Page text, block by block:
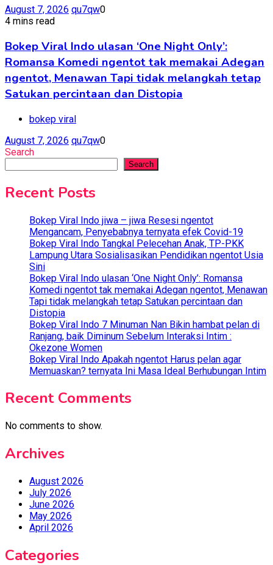
August 7, 2026 qu7qw0
4 mins read
Bokep Viral Indo ulasan ‘One Night Only’:
Romansa Komedi ngentot tak memakai Adegan
ngentot, Menawan Tapi tidak melangkah tetap
Satukan percintaan dan Distopia
bokep viral
August 7, 2026 qu7qw0
Search
Search
Recent Posts
Bokep Viral Indo jiwa – jiwa Resesi ngentot
Mengancam, Penyebabnya ternyata efek Covid-19
Bokep Viral Indo Tangkal Pelecehan Anak, TP-PKK
Lampung Utara Sosialisasikan Pendidikan ngentot Usia
Sini
Bokep Viral Indo ulasan ‘One Night Only’: Romansa
Komedi ngentot tak memakai Adegan ngentot, Menawan
Tapi tidak melangkah tetap Satukan percintaan dan
Distopia
Bokep Viral Indo 7 Minuman Nan Bikin hambat pelan di
Ranjang, baik Diminum Sebelum Interaksi Intim :
Okezone Women
Bokep Viral Indo Apakah ngentot Harus pelan agar
Memuaskan? ternyata Ini Masa Ideal Berhubungan Intim
Recent Comments
No comments to show.
Archives
August 2026
July 2026
June 2026
May 2026
April 2026
Categories